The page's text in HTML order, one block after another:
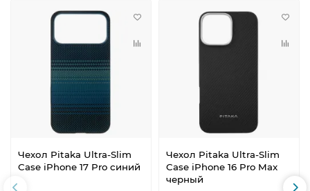
Чехол Pitaka Ultra-Slim
Case iPhone 17 Pro синий
Чехол Pitaka Ultra-Slim
Case iPhone 16 Pro Max
черный